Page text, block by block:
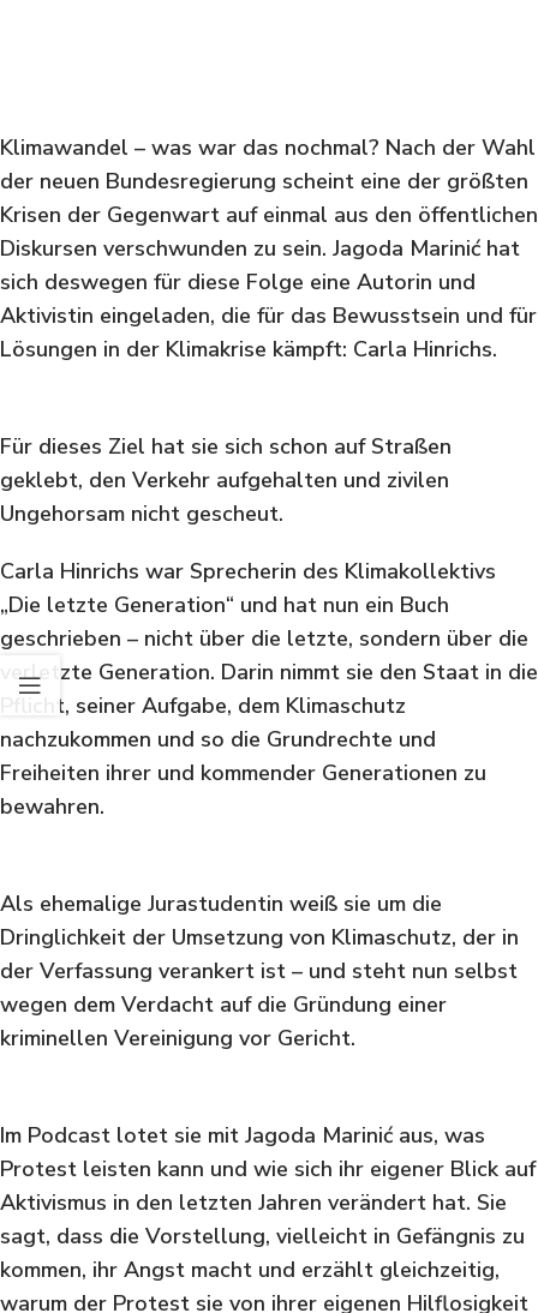
Klimawandel – was war das nochmal? Nach der Wahl
der neuen Bundesregierung scheint eine der größten
Krisen der Gegenwart auf einmal aus den öffentlichen
Diskursen verschwunden zu sein. Jagoda Marinić hat
sich deswegen für diese Folge eine Autorin und
Aktivistin eingeladen, die für das Bewusstsein und für
Lösungen in der Klimakrise kämpft: Carla Hinrichs.
Für dieses Ziel hat sie sich schon auf Straßen
geklebt, den Verkehr aufgehalten und zivilen
Ungehorsam nicht gescheut.
Carla Hinrichs war Sprecherin des Klimakollektivs
„Die letzte Generation“ und hat nun ein Buch
geschrieben – nicht über die letzte, sondern über die
verletzte Generation. Darin nimmt sie den Staat in die
Pflicht, seiner Aufgabe, dem Klimaschutz
nachzukommen und so die Grundrechte und
Freiheiten ihrer und kommender Generationen zu
bewahren.
Als ehemalige Jurastudentin weiß sie um die
Dringlichkeit der Umsetzung von Klimaschutz, der in
der Verfassung verankert ist – und steht nun selbst
wegen dem Verdacht auf die Gründung einer
kriminellen Vereinigung vor Gericht.
Im Podcast lotet sie mit Jagoda Marinić aus, was
Protest leisten kann und wie sich ihr eigener Blick auf
Aktivismus in den letzten Jahren verändert hat. Sie
sagt, dass die Vorstellung, vielleicht in Gefängnis zu
kommen, ihr Angst macht und erzählt gleichzeitig,
warum der Protest sie von ihrer eigenen Hilflosigkeit